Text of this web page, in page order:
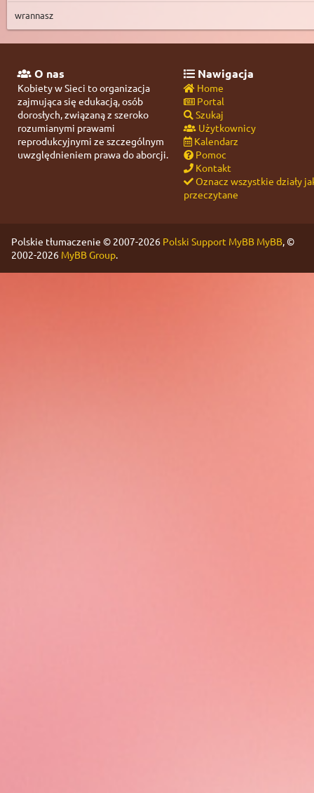
wrannasz
O nas
Kobiety w Sieci to organizacja
zajmująca się edukacją, osób
dorosłych, związaną z szeroko
rozumianymi prawami
reprodukcyjnymi ze szczególnym
uwzględnieniem prawa do aborcji.
Nawigacja
Home
Portal
Szukaj
Użytkownicy
Kalendarz
Pomoc
Kontakt
Oznacz wszystkie działy
przeczytane
Polskie tłumaczenie © 2007-2026 Polski Support MyBB MyBB, ©
2002-2026 MyBB Group.